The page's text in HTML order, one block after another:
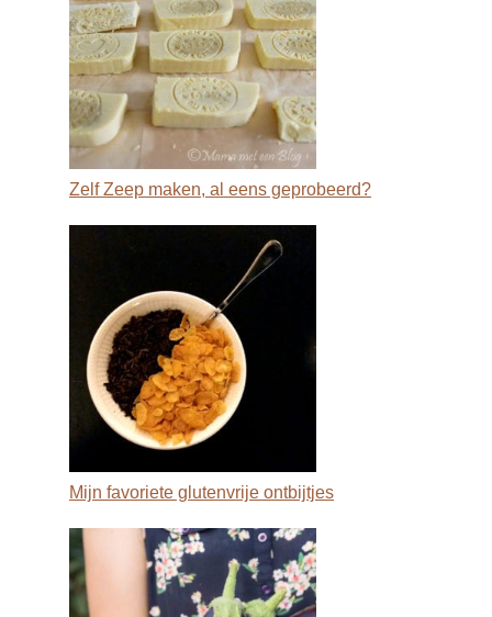
Zelf Zeep maken, al eens geprobeerd?
Mijn favoriete glutenvrije ontbijtjes